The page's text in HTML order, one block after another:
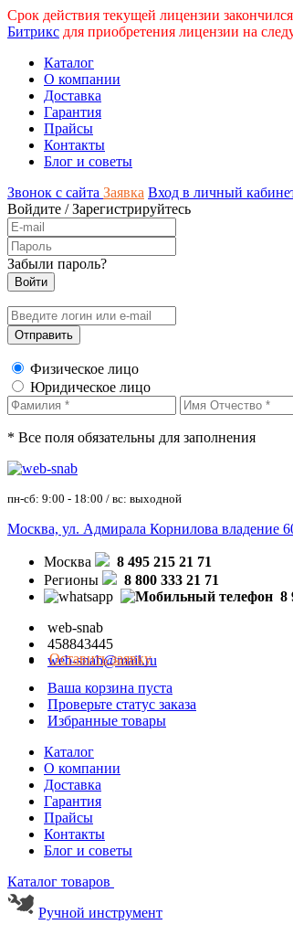
Срок действия текущей лицензии
Битрикс для приобретения лицензии на
Каталог
О компании
Доставка
Гарантия
Прайсы
Контакты
Блог и советы
Звонок с сайта Заявка Вход в личный
Войдите /Зарегистрируйтесь
Забыли пароль?
Физическое лицо
Юридическое лицо
* Все поля обязательны для заполнения
пн-сб: 9:00 - 18:00 / вс: выходной
Москва, ул. Адмирала Корнилова владение
Москва
8 495 215 21 71
Регионы
8 800 333 21 71
8
web-snab
458843445
web-snab@mail.ru
Оставить заявку
Ваша корзина пуста
Проверьте статус заказа
Избранные товары
Каталог
О компании
Доставка
Гарантия
Прайсы
Контакты
Блог и советы
Каталог товаров
Ручной инструмент